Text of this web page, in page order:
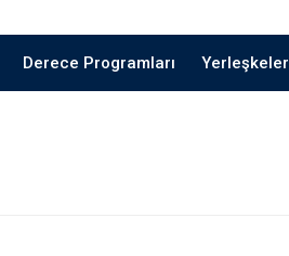
Derece Programları Yerleşkeler